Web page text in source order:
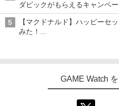
ダピックがもらえるキャンペー
【マクドナルド】ハッピーセ
みた！
GAME Watch